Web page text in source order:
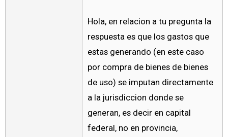
Hola, en relacion a tu pregunta la
respuesta es que los gastos que
estas generando (en este caso
por compra de bienes de bienes
de uso) se imputan directamente
a la jurisdiccion donde se
generan, es decir en capital
federal, no en provincia,